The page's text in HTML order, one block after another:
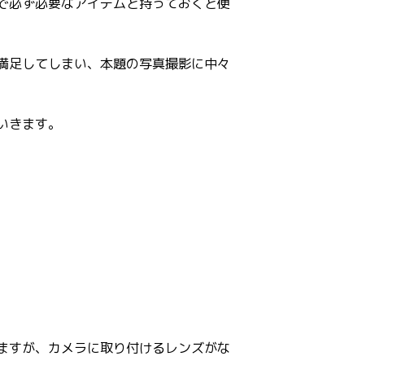
してしまい、本題の写真撮影に中々
ます。
すが、カメラに取り付けるレンズがな